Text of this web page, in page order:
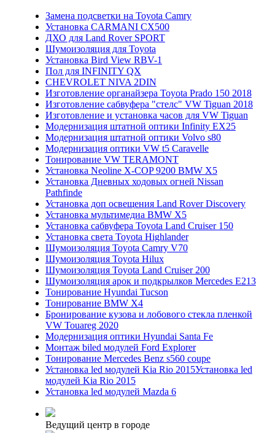
Замена подсветки на Toyota Camry
Установка CARMANI CX500
ДХО для Land Rover SPORT
Шумоизоляция для Toyota
Установка Bird View RBV-1
Пол для INFINITY QX
CHEVROLET NIVA 2DIN
Изготовление органайзера Toyota Prado 150 2018
Изготовление сабвуфера "стелс" VW Tiguan 2018
Изготовление и установка часов для VW Tiguan
Модернизация штатной оптики Infinity EX25
Модернизация штатной оптики Volvo s80
Модернизация оптики VW t5 Caravelle
Тонирование VW TERAMONT
Установка Neoline X-COP 9200 BMW X5
Установка Дневных ходовых огней Nissan
Pathfinde
Установка доп освещения Land Rover Discovery
Установка мультимедиа BMW X5
Установка сабвуфера Toyota Land Cruiser 150
Установка света Toyota Highlander
Шумоизоляция Toyota Camry V70
Шумоизоляция Toyota Hilux
Шумоизоляция Toyota Land Cruiser 200
Шумоизоляция арок и подкрылков Mercedes E213
Тонирование Hyundai Tucson
Тонирование BMW Х4
Бронирование кузова и лобового стекла пленкой
VW Touareg 2020
Модернизация оптики Hyundai Santa Fe
Монтаж biled модулей Ford Explorer
Тонирование Mercedes Benz s560 coupe
Установка led модулей Kia Rio 2015Установка led
модулей Kia Rio 2015
Установка led модулей Mazda 6
Ведущий центр в городе